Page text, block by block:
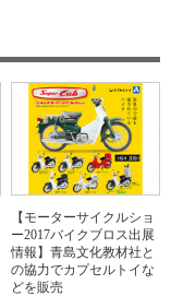
【モーターサイクルショ
ー2017バイクブロス出展
情報】青島文化教材社と
の協力でカプセルトイな
どを販売